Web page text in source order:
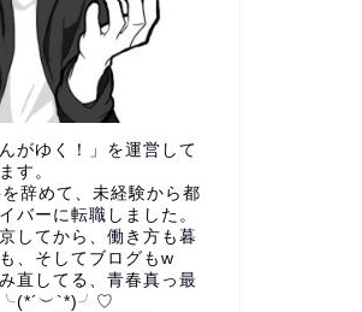
がゆく！」を運営して
す。
辞めて、未経験から都
バーに転職しました。
してから、働き方も暮
、 そしてブログもw
直してる、青春真っ最
╰(*´︶`*)╯♡